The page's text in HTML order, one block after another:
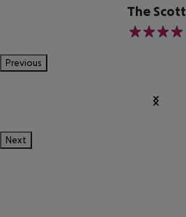
The Scott
4
Previous
Next